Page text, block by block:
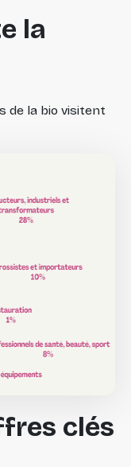
la
de la bio visitent
clés